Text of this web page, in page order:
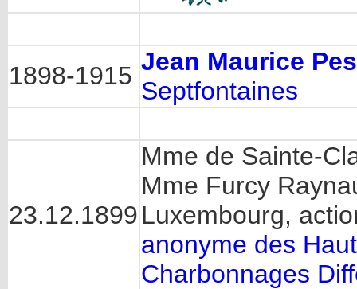
1898-1915 Jean Maurice
Septfontaines
23.12.1899
Mme de Sainte-
Mme Furcy
Luxembourg,
anonyme des
Charbonnages